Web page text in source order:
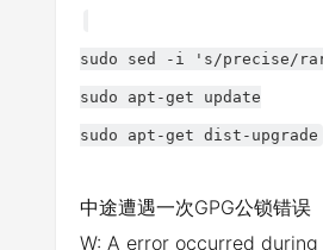
sudo sed -i 's/precise/
sudo apt-get update
sudo apt-get dist-upgrade
中途遭遇一次GPG公锁错误
W: A error occurred